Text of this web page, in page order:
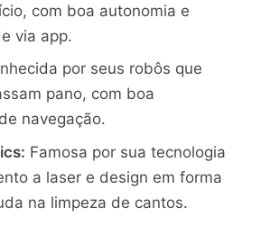
com boa autonomia e
via app.
por seus robôs que
pano, com boa
navegação.
Famosa por sua tecnologia
a laser e design em forma
na limpeza de cantos.